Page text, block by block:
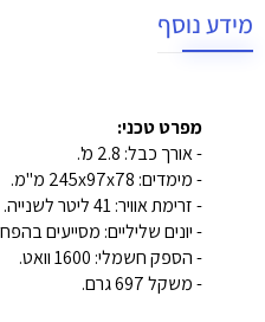
מידע נוסף
מפרט טכני:
- אורך כבל: 2.8 מ'.
- מימדים: 245x97x78 מ"מ.
- זרימת אוויר: 41 ליטר לשנייה.
- יונים שליליים: מסייעים
- הספק חשמלי: 1600 וואט.
- משקל 697 גרם.